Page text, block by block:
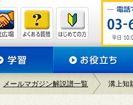
メールマガジン解説譜一覧 溝上知